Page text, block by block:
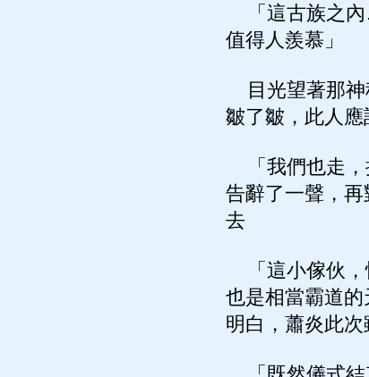
「這古族之內
值得人羨慕」
目光望著那神
皺了皺，此人
「我們也走，
告辭了一聲，
去
「這小傢伙，
也是相當霸道
明白，蕭炎此